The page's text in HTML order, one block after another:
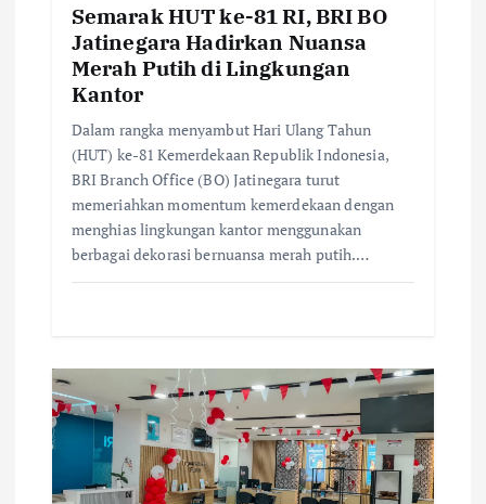
Semarak HUT ke-81 RI, BRI BO
Jatinegara Hadirkan Nuansa
Merah Putih di Lingkungan
Kantor
Dalam rangka menyambut Hari Ulang Tahun
(HUT) ke-81 Kemerdekaan Republik Indonesia,
BRI Branch Office (BO) Jatinegara turut
memeriahkan momentum kemerdekaan dengan
menghias lingkungan kantor menggunakan
berbagai dekorasi bernuansa merah putih.…